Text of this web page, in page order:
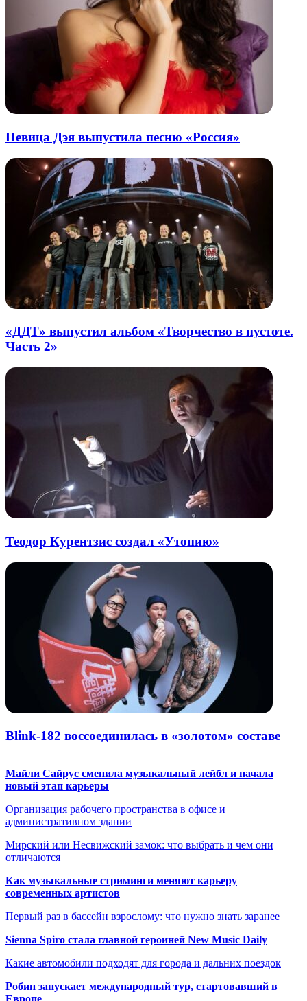
Певица Дэя выпустила песню «Россия»
«ДДТ» выпустил альбом «Творчество в пустоте.
Часть 2»
Теодор Курентзис создал «Утопию»
Blink-182 воссоединилась в «золотом» составе
Майли Сайрус сменила музыкальный лейбл и начала
новый этап карьеры
Организация рабочего пространства в офисе и
административном здании
Мирский или Несвижский замок: что выбрать и чем они
отличаются
Как музыкальные стриминги меняют карьеру
современных артистов
Первый раз в бассейн взрослому: что нужно знать заранее
Sienna Spiro стала главной героиней New Music Daily
Какие автомобили подходят для города и дальних поездок
Робин запускает международный тур, стартовавший в
Европе